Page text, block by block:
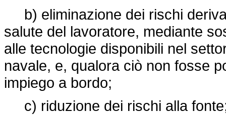
b) eliminazione dei rischi
salute del lavoratore, mediante
alle tecnologie disponibili nel
navale, e, qualora ciò non fosse
impiego a bordo;
c) riduzione dei rischi alla